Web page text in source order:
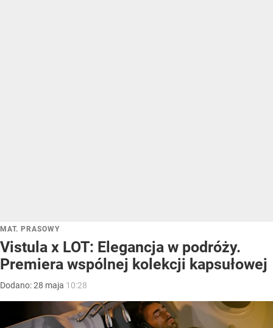
MAT. PRASOWY
Vistula x LOT: Elegancja w podróży.
Premiera wspólnej kolekcji kapsułowej
Dodano:28 maja 10:28